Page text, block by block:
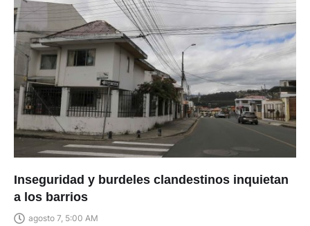
Inseguridad y burdeles clandestinos inquietan
a los barrios
agosto 7, 5:00 AM